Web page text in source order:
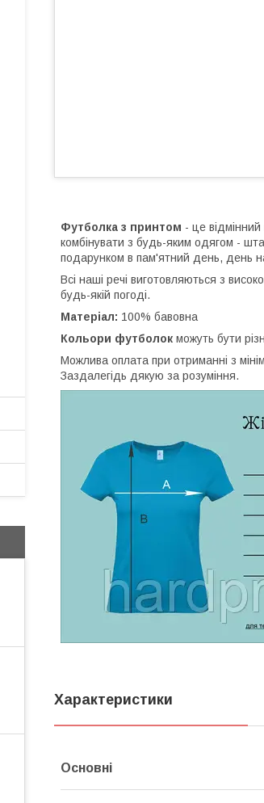
Футболка з принтом - це відмінний
комбінувати з будь-яким одягом -
подарунком в пам'ятний день, день
Всі наші речі виготовляються з
будь-якій погоді.
Матеріал: 100% бавовна
Кольори футболок можуть бути
Можлива оплата при отриманні з
Заздалегідь дякую за розуміння.
Характеристики
Основні